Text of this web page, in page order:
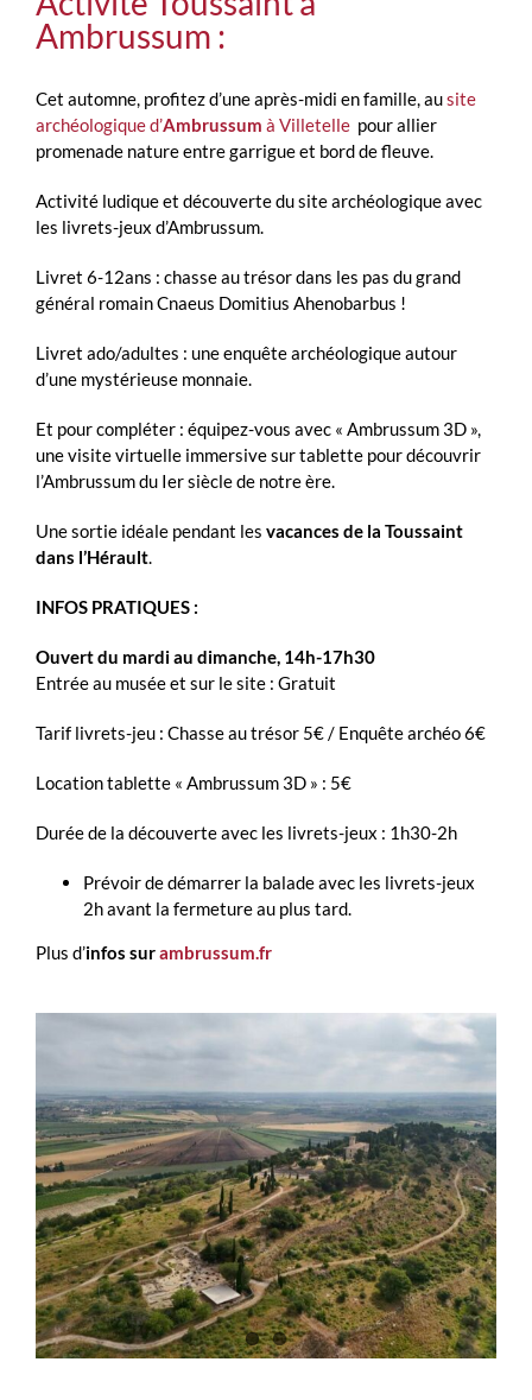
Ambrussum :
Cet automne, profitez d’une après-midi en famille, ausite
archéologique d’Ambrussum à Villetelle pour allier
promenade nature entre garrigue et bord de fleuve.
Activité ludique et découverte du site archéologique avec
les livrets-jeux d’Ambrussum.
Livret 6-12ans : chasse au trésor dans les pas du grand
général romain Cnaeus Domitius Ahenobarbus !
Livret ado/adultes : une enquête archéologique autour
d’une mystérieuse monnaie.
Et pour compléter : équipez-vous avec « Ambrussum 3D »,
une visite virtuelle immersive sur tablette pour découvrir
l’Ambrussum du Ier siècle de notre ère.
Une sortie idéale pendant les vacances de la Toussaint
dans l’Hérault.
INFOS PRATIQUES :
Ouvert du mardi au dimanche, 14h-17h30
Entrée au musée et sur le site : Gratuit
Tarif livrets-jeu : Chasse au trésor 5€ / Enquête archéo 6€
Location tablette « Ambrussum 3D » : 5€
Durée de la découverte avec les livrets-jeux : 1h30-2h
Prévoir de démarrer la balade avec les livrets-jeux
2h avant la fermeture au plus tard.
Plus d’infos surambrussum.fr